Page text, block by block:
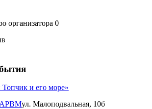
организатора 0
и его море»
АРВМул. Малоподвальная, 10б